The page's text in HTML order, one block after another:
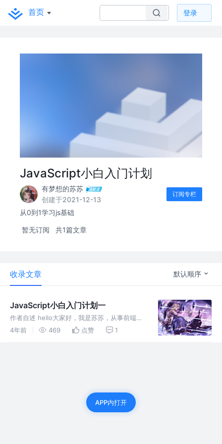
首页 登录
JavaScript小白入门计划
有梦想的苏苏
创建于2021-12-13
订阅专栏
从0到1学习js基础
暂无订阅 共1篇文章
收录文章 默认顺序
JavaScript小白入门计划一
作者自述 hello大家好，我是苏苏，从事前端开
发工作已有2年，现在时不时更新掘金文章，同
4年前 469 点赞 1
APP内打开